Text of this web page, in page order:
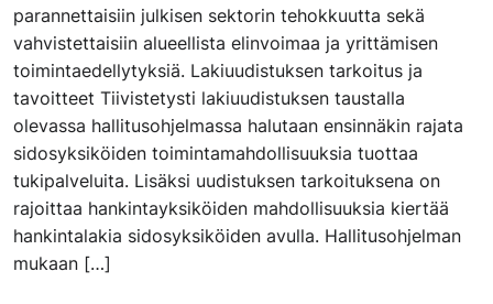
parannettaisiin julkisen sektorin tehokkuutta sekä
vahvistettaisiin alueellista elinvoimaa ja yrittämisen
toimintaedellytyksiä. Lakiuudistuksen tarkoitus ja
tavoitteet Tiivistetysti lakiuudistuksen taustalla
olevassa hallitusohjelmassa halutaan ensinnäkin rajata
sidosyksiköiden toimintamahdollisuuksia tuottaa
tukipalveluita. Lisäksi uudistuksen tarkoituksena on
rajoittaa hankintayksiköiden mahdollisuuksia kiertää
hankintalakia sidosyksiköiden avulla. Hallitusohjelman
mukaan […]